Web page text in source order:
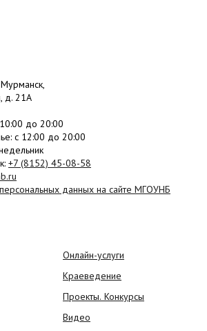
д. 21А
до 20:00
: c 12:00 до 20:00
+7 (8152) 45-08-58
данных на сайте МГОУНБ
Онлайн-услуги
Краеведение
Проекты. Конкурсы
Видео